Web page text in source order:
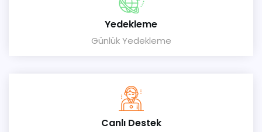
Yedekleme
Günlük Yedekleme
Canlı Destek